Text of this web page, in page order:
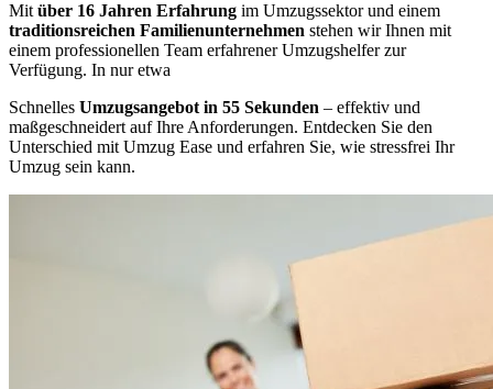
Mit über 16 Jahren Erfahrung im Umzugssektor und einem
traditionsreichen Familienunternehmen stehen wir Ihnen mit
einem professionellen Team erfahrener Umzugshelfer zur
Verfügung. In nur etwa
Schnelles Umzugsangebot in 55 Sekunden – effektiv und
maßgeschneidert auf Ihre Anforderungen. Entdecken Sie den
Unterschied mit Umzug Ease und erfahren Sie, wie stressfrei Ihr
Umzug sein kann.